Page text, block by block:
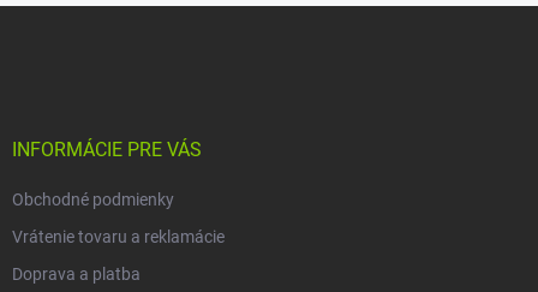
INFORMÁCIE PRE VÁS
Obchodné podmienky
Vrátenie tovaru a reklamácie
Doprava a platba